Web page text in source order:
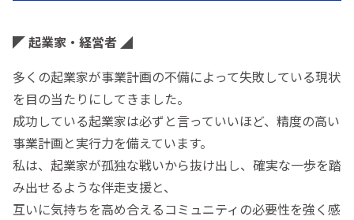
◤ 起業家・経営者 ◢
多くの起業家が事業計画の不備によって失敗している現状
を目の当たりにしてきました。
成功している起業家は必ずと言っていいほど、精度の高い
事業計画と実行力を備えています。
私は、起業家が孤独な戦いから抜け出し、確実な一歩を踏
み出せるような伴走支援と、
互いに気持ちを高め合えるコミュニティの必要性を強く感